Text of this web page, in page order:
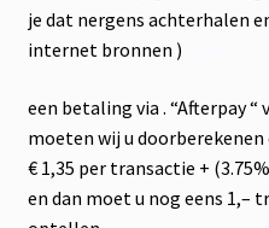
je dat nergens achterhalen
internet bronnen )
een betaling via . “Afterpay
moeten wij u doorberekenen
€ 1,35 per transactie +
en dan moet u nog eens 1,–